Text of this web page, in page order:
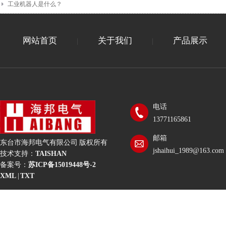
工业机器人是什么？
网站首页 关于我们 产品展示
东台市海邦电气有限公司 版权所有
技术支持： TAISHAN
备案号： 苏ICP备15019448号-2
XML TXT
电话
13771165861
邮箱
jshaihui_1989@163.com